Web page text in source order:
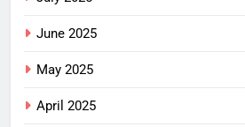
June 2025
May 2025
April 2025